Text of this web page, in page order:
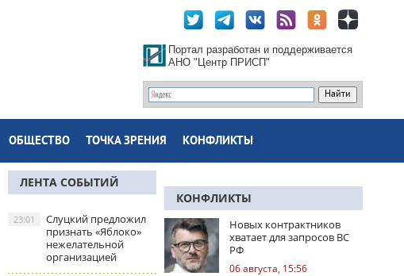
Портал разработан и поддерживается
АНО "Центр ПРИСП"
ОБЩЕСТВО ТОЧКА ЗРЕНИЯ КОНФЛИКТЫ
ЛЕНТА СОБЫТИЙ
Слуцкий предложил
признать «Яблоко»
нежелательной
организацией
23:01
КОНФЛИКТЫ
Новых контрактников
хватает для запросов ВС
РФ
06 августа, 15:56